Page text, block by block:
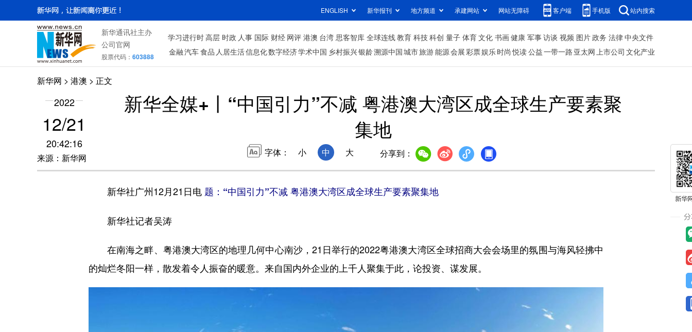
ENGLISH 新华报刊 地方频道 承建网站 网站无障碍 客户端 手机版 站内搜索
新华通讯社主办
公司官网
股票代码： 603888
学习进行时高层 时政 人事 国际 财经 网评 港澳 台湾 思客智库 全球连线教育 科技科创 量子 体育文化 书画健康 军事访谈 视频 图片政务 法律中央文件
金融汽车食品 人居生活信息化数字经济学术中国 乡村振兴银龄溯源中国城市旅游能源会展彩票娱乐时尚 悦读公益一带一路 亚太网上市公司 文化产业
新华网 > 港澳 > 正文
2022
12/21
20:42:16
来源：新华网
新华全媒+丨“中国引力”不减 粤港澳大湾区成全球生产要素聚
集地
字体： 小 中 大 分享到：
新华社广州12月21日电 题：“中国引力”不减 粤港澳大湾区成全球生产要素聚集地
新华社记者吴涛
在南海之畔、粤港澳大湾区的地理几何中心南沙，21日举行的2022粤港澳大湾区全球招商大会会场里的氛围与海风轻拂中
的灿烂冬阳一样，散发着令人振奋的暖意。来自国内外企业的上千人聚集于此，论投资、谋发展。